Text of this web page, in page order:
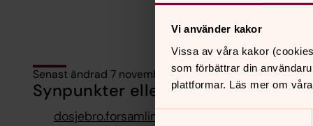
Vi använder kakor
Vissa av våra kakor
som förbättrar din
plattformar. Läs mer om
Samtyckesval
Senast ändrad 7 november 2018
Synpunkter eller frågor på sidans
dosjebro.forsamling@svenskakyrkan.se